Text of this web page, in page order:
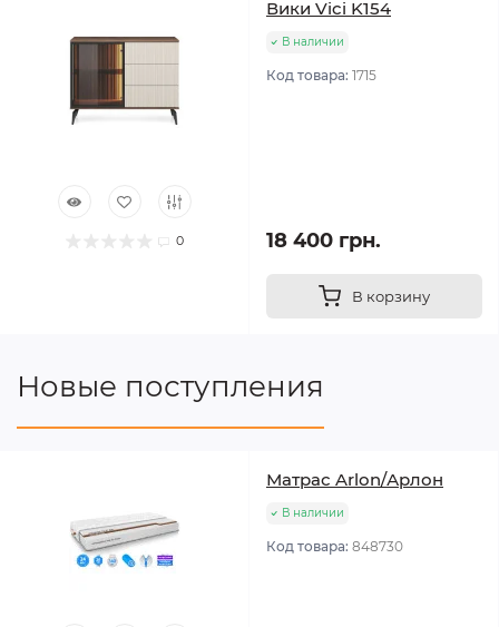
0
Вики Vici K154
В наличии
Код товара: 1715
18 400 грн.
В корзину
Новые поступления
Матрас Arlon/Арлон
В наличии
Код товара: 848730